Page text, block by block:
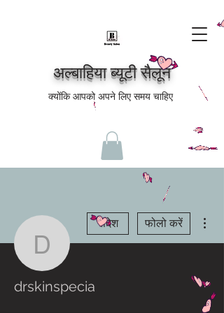
अल्बाहिया ब्यूटी सैलून
क्योंकि आपको अपने लिए समय चाहिए
drskinspecia
संदेश फोलो करें
drskinspecia